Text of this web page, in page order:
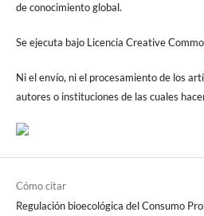
de conocimiento global.
Se ejecuta bajo Licencia Creative
Ni el envío, ni el procesamiento de los
autores o instituciones de las cuales
Cómo citar
Regulación bioecológica del Consumo